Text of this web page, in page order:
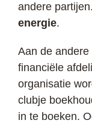
andere partijen.
energie.
Aan de
financiële
organisatie
clubje
in te boeken.